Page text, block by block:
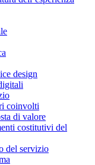
design
coinvolti
di valore
costitutivi del
del servizio